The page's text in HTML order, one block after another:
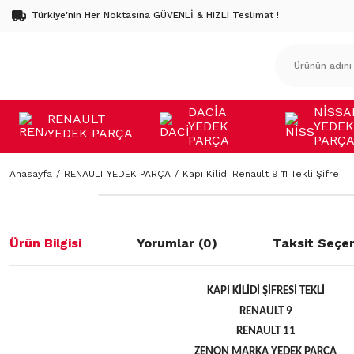
Türkiye'nin Her Noktasına GÜVENLİ & HIZLI Teslimat !
RENAULT
YEDEK PARÇA
DACİA
YEDEK
PARÇA
YEDEK
PARÇA
Anasayfa RENAULT YEDEK PARÇA Kapı Kilidi Renault 9 11 Tekli Şifre
Ürün Bilgisi Yorumlar (0) Taksit
KAPI KİLİDİ ŞİFRESİ TEKLİ
RENAULT 9
RENAULT 11